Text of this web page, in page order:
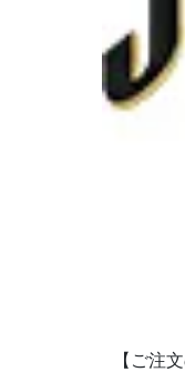
【ご注